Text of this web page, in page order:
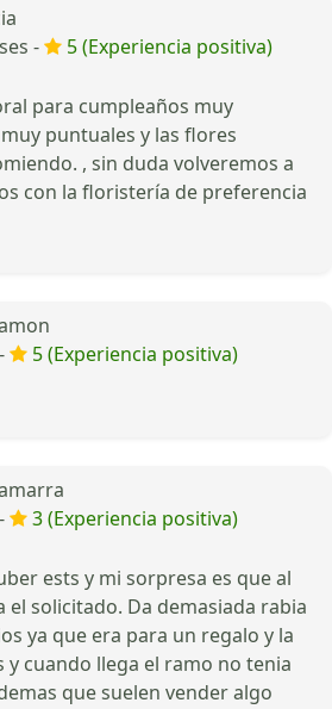
-
5 (Experiencia positiva)
para cumpleaños muy
puntuales y las flores
, sin duda volveremos a
con la floristería de preferencia
5 (Experiencia positiva)
3 (Experiencia positiva)
ests y mi sorpresa es que al
el solicitado. Da demasiada rabia
ya que era para un regalo y la
cuando llega el ramo no tenia
que suelen vender algo